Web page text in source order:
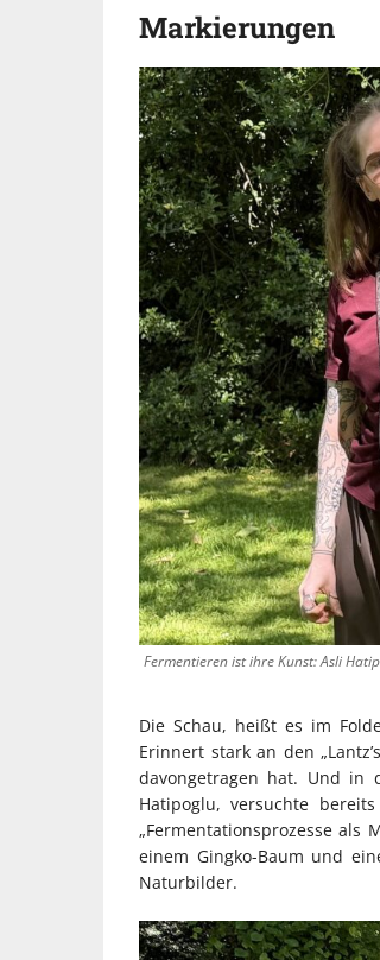
Markierungen
Fermentieren ist ihre Kunst: Asli
Die Schau, heißt es im
Erinnert stark an den
davongetragen hat. Und in
Hatipoglu, versuchte
„Fermentationsprozesse als
einem Gingko-Baum und
Naturbilder.